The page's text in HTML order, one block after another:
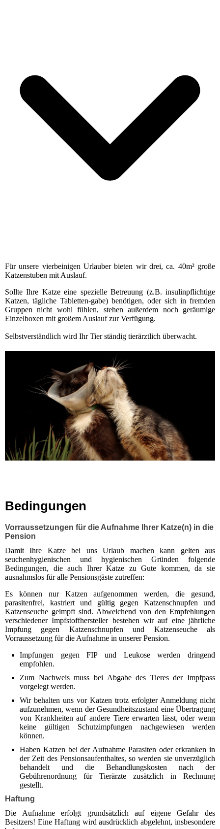
Für unsere vierbeinigen Urlauber bieten wir drei, ca. 40m² große
Katzenstuben mit Auslauf.
Sollte Ihre Katze eine spezielle Betreuung (z.B. insulinpflichtige
Katzen, tägliche Tabletten-gabe) benötigen, oder sich in fremden
Gruppen nicht wohl fühlen, stehen außerdem noch geräumige
Einzelboxen mit großem Auslauf zur Verfügung.
Selbstverständlich wird Ihr Tier ständig tierärztlich überwacht.
Bedingungen
Vorraussetzungen für die Aufnahme Ihrer Katze(n) in die
Pension
Damit Ihre Katze bei uns Urlaub machen kann gelten aus
seuchenhygienischen und hygienischen Gründen folgende
Bedingungen, die auch Ihrer Katze zu Gute kommen, da sie
ausnahmslos für alle Pensionsgäste zutreffen:
Es können nur Katzen aufgenommen werden, die gesund,
parasitenfrei, kastriert und gültig gegen Katzenschnupfen und
Katzenseuche ge­impft sind. Abweichend von den Empfehlungen
verschiedener Impfstoffhersteller bestehen wir auf eine jährliche
Impfung gegen Katzenschnupfen und Katzenseuche als
Vorraussetzung für die Aufnahme in unserer Pension.
Impfungen gegen FIP und Leukose werden dringend
empfohlen.
Zum Nachweis muss bei Abgabe des Tieres der Impfpass
vorgelegt wer­den.
Wir behalten uns vor Katzen trotz erfolgter Anmeldung nicht
aufzuneh­men, wenn der Gesundheitszustand eine Übertragung
von Krankheiten auf andere Tiere erwarten lässt, oder wenn
keine gültigen Schutzimpfun­gen nachgewiesen werden
können.
Haben Katzen bei der Aufnahme Parasiten oder erkranken in
der Zeit des Pensionsaufenthaltes, so werden sie unverzüglich
behandelt und die Be­handlungskosten nach der
Gebührenordnung für Tierärzte zusätzlich in Rechnung
gestellt.
Haftung
Die Aufnahme erfolgt grundsätzlich auf eigene Gefahr des
Besitzers! Eine Haftung wird ausdrücklich abgelehnt, insbesondere